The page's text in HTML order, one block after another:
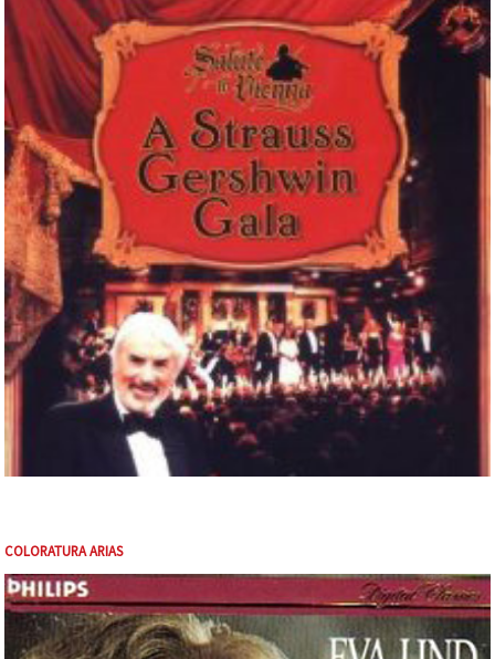
COLORATURA ARIAS